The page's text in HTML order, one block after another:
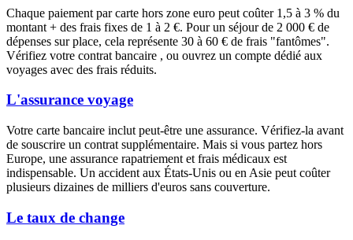
Chaque paiement par carte hors zone euro peut coûter 1,5 à 3 % du
montant + des frais fixes de 1 à 2 €. Pour un séjour de 2 000 € de
dépenses sur place, cela représente 30 à 60 € de frais "fantômes".
Vérifiez votre contrat bancaire , ou ouvrez un compte dédié aux
voyages avec des frais réduits.
L'assurance voyage
Votre carte bancaire inclut peut-être une assurance. Vérifiez-la avant
de souscrire un contrat supplémentaire. Mais si vous partez hors
Europe, une assurance rapatriement et frais médicaux est
indispensable. Un accident aux États-Unis ou en Asie peut coûter
plusieurs dizaines de milliers d'euros sans couverture.
Le taux de change